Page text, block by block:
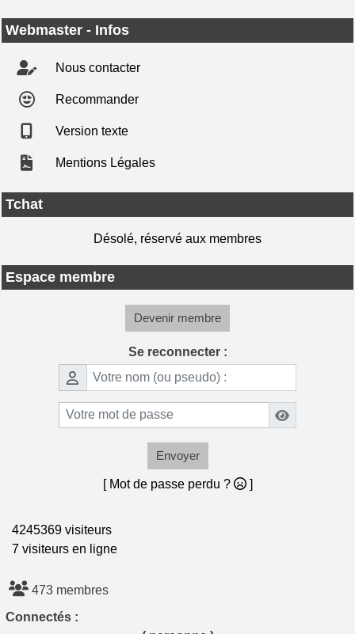
Webmaster - Infos
Nous contacter
Recommander
Version texte
Mentions Légales
Tchat
Désolé, réservé aux membres
Espace membre
Devenir membre
Se reconnecter :
Envoyer
[ Mot de passe perdu ? ]
4245369 visiteurs
7 visiteurs en ligne
473 membres
Connectés :